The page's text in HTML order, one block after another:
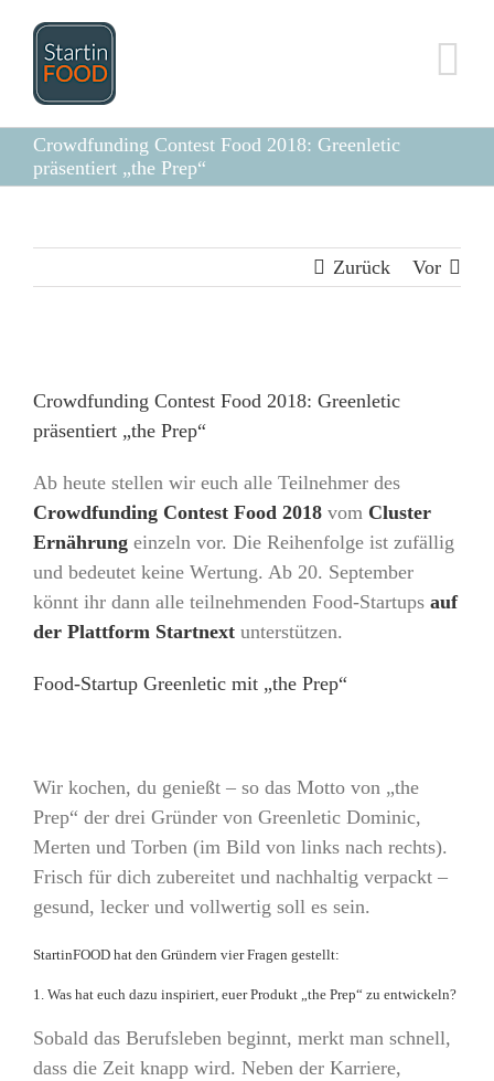
Inhalt
springen
Crowdfunding Contest Food 2018: Greenletic
präsentiert „the Prep“
Zurück Vor
grösseres
Bild
Crowdfunding Contest Food 2018: Greenletic
präsentiert „the Prep“
Ab heute stellen wir euch alle Teilnehmer des
Crowdfunding Contest Food 2018 vom Cluster
Ernährung einzeln vor. Die Reihenfolge ist zufällig
und bedeutet keine Wertung. Ab 20. September
könnt ihr dann alle teilnehmenden Food-Startups auf
der Plattform Startnext unterstützen.
Food-Startup Greenletic mit „the Prep“
Wir kochen, du genießt – so das Motto von „the
Prep“ der drei Gründer von Greenletic Dominic,
Merten und Torben (im Bild von links nach rechts).
Frisch für dich zubereitet und nachhaltig verpackt –
gesund, lecker und vollwertig soll es sein.
StartinFOOD hat den Gründern vier Fragen gestellt:
1. Was hat euch dazu inspiriert, euer Produkt „the Prep“ zu entwickeln?
Sobald das Berufsleben beginnt, merkt man schnell,
dass die Zeit knapp wird. Neben der Karriere,